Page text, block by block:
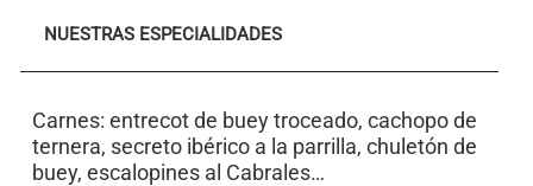
NUESTRAS ESPECIALIDADES
Carnes: entrecot de buey troceado, cachopo de
ternera, secreto ibérico a la parrilla, chuletón de
buey, escalopines al Cabrales…